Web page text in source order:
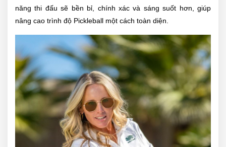
năng thi đấu sẽ bền bỉ, chính xác và sáng suốt hơn, giúp
nâng cao trình độ Pickleball một cách toàn diện.